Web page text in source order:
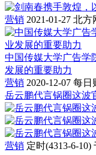
营销 2021-01-27 北方
中国传媒大学广告学
发展的重要助力
营销 2020-12-07 每日
岳云鹏代言锅圈这波
营销 定时(4313-6-10)